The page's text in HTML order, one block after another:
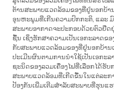
ຕ້ານສະພາບແວດລ້ອມຂອງທີ່ຢູ່ນອກບ້າ
ອຸນຫະພູມທີ່ເກີນຄວາມປົກກະຕິ, ແລະ
ສະພາບອາກາດຈະປະກອບດ້ວຍຕົວຢືດ
ຊື້ນ ເຊິ່ງຮັກສາຄວາມເປັນເອກະລາດຂ
ກັບສະພາບແວດລ້ອມຂອງທີ່ຢູ່ນອກບ້ານ
ປະເມີນຜົນຕາມການນຳໃຊ້ເປັນເອກະ
ຊະນິດຂອງລວມເຄື່ອງໄຟທີ່ເລືອກໄດ້ຮັ
ສະພາບແວດລ້ອມທີ່ເກີດຂື້ນໃນແຕ່ລະກ
ປ້ອງກັນເພີ່ມເຕີມສຳລັບສະພາບທີ່ຮຸນແຮ